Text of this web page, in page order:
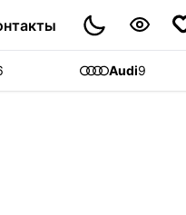
Audi9